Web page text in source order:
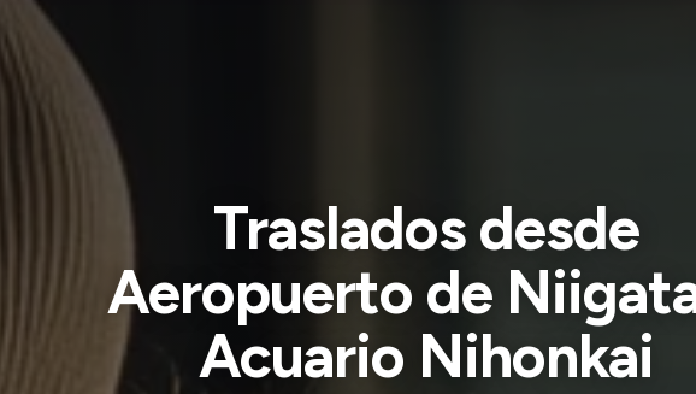
Traslados desde
Aeropuerto de
Acuario Nihonkai